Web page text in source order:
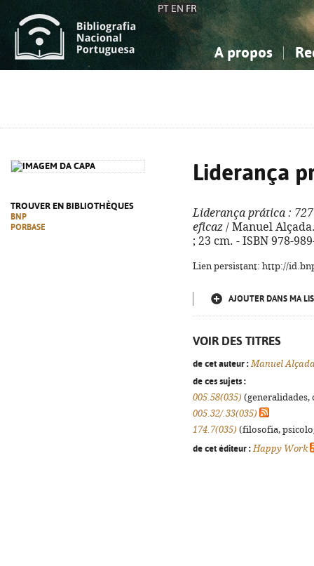
PT EN FR
A propos
TROUVER EN BIBLIOTHÈQUES
BNP
PORBASE
Liderança
Liderança prática :
eficaz / Manuel
; 23 cm. - ISBN 978-
Lien persistant: http://
AJOUTER DANS MA
VOIR DES TITRES
de cet auteur : Manuel
de ces sujets :
005.58(035) (generalidades,
005.32/.33(035)
174.7(035) (filosofia,
de cet éditeur : Happy Work